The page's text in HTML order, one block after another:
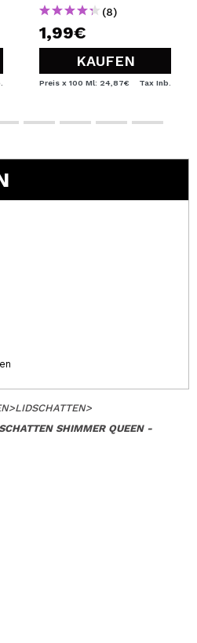
(8)
1,99€
KAUFEN
Preis x 100 Ml: 24,87€ Tax Inb.
>LIDSCHATTEN>
SHIMMER QUEEN -